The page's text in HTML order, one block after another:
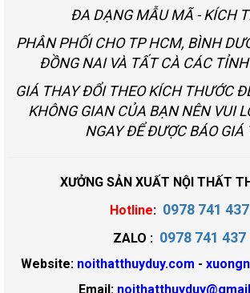
ĐA DẠNG MẪU MÃ - KÍCH
PHÂN PHỐI CHO TP HCM, BÌNH
ĐỒNG NAI VÀ TẤT CÀ CÁC
GIÁ THAY ĐỔI THEO KÍCH THƯỚC
KHÔNG GIAN CỦA BẠN NÊN VUI
NGAY ĐỂ ĐƯỢC BÁO GIÁ
XƯỞNG SẢN XUẤT NỘI THẤT
Hotline: 0978 741 437
ZALO : 0978 741 437
Website: noithatthuyduy.com -
Email: